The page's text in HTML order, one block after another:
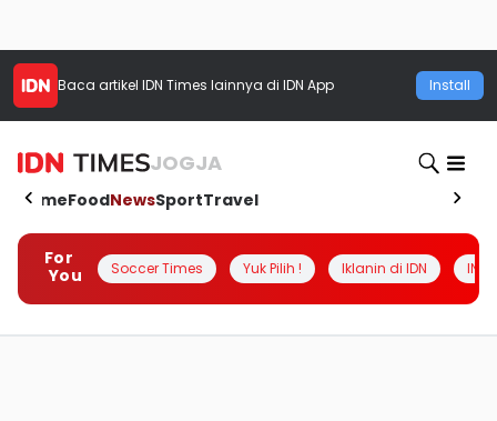
Baca artikel IDN Times lainnya di IDN App Install
JOGJA
HomeFoodNewsSportTravel
For
You
Soccer Times Yuk Pilih ! Iklanin di IDN